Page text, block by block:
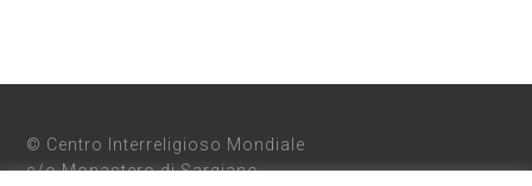
© Centro Interreligioso Mondiale
c/o Monastero di Sargiano